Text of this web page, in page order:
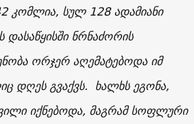
კომლია, სულ 128 ადამიანი
დასაწყისში ნრნაძორის
ორჯერ აღემატებოდა იმ
დღეს გვაქვს. ხალხს ეგონა,
იქნებოდა, მაგრამ სოფლური